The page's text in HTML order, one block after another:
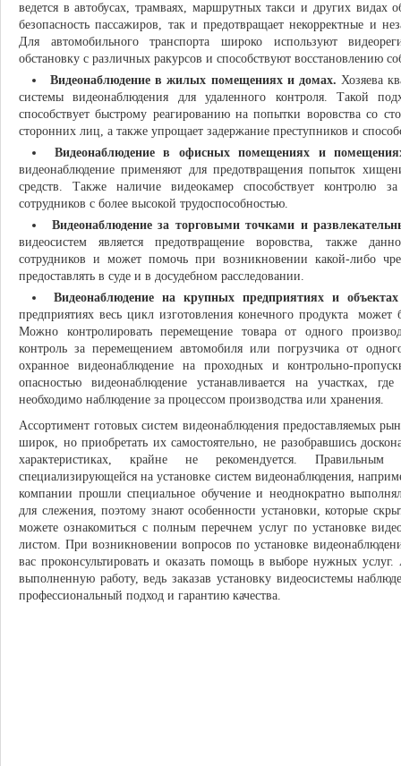
ведется в автобусах, трамваях, маршрутных такси и других видах
безопасность пассажиров, так и предотвращает некорректные и
Для автомобильного транспорта широко используют
обстановку с различных ракурсов и способствуют
Видеонаблюдение в жилых помещениях и домах. Хозяева
системы видеонаблюдения для удаленного контроля. Такой
способствует быстрому реагированию на попытки воровства со
сторонних лиц, а также упрощает задержание преступников и
Видеонаблюдение в офисных помещениях и
видеонаблюдение применяют для предотвращения попыток
средств. Также наличие видеокамер способствует контролю
сотрудников с более высокой трудоспособностью.
Видеонаблюдение за торговыми точками и
видеосистем является предотвращение воровства, также
сотрудников и может помочь при возникновении какой-либо
предоставлять в суде и в досудебном расследовании.
Видеонаблюдение на крупных предприятиях и
предприятиях весь цикл изготовления конечного продукта
Можно контролировать перемещение товара от одного
контроль за перемещением автомобиля или погрузчика от
охранное видеонаблюдение на проходных и контрольно-
опасностью видеонаблюдение устанавливается на участках,
необходимо наблюдение за процессом производства или хранения.
Ассортимент готовых систем видеонаблюдения предоставляемых
широк, но приобретать их самостоятельно, не разобравшись
характеристиках, крайне не рекомендуется.
специализирующейся на установке систем видеонаблюдения,
компании прошли специальное обучение и неоднократно
для слежения, поэтому знают особенности установки, которые
можете ознакомиться с полным перечнем услуг по установке
листом. При возникновении вопросов по установке
вас проконсультировать и оказать помощь в выборе нужных
выполненную работу, ведь заказав установку видеосистемы
профессиональный подход и гарантию качества.